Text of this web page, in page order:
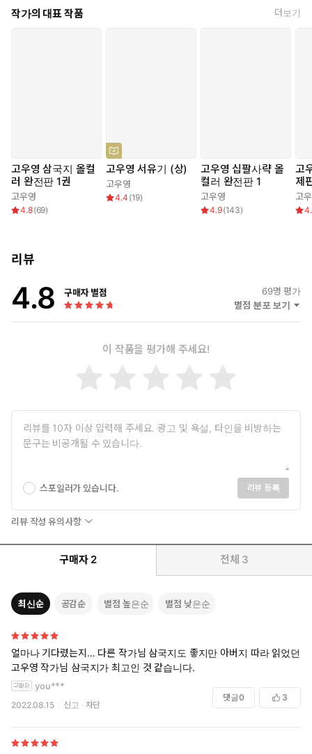
한편 각 권마다 관련 자료를 첨부하여 『고우영 삼국지』에 대한 이
1972~1991년 일간스포츠에 『임꺽정』 『수호지』 『일지매』
『초한지』 『삼국지』 『서유기』 『가루지기전』 연재
매가 대한민국 100대 도서 선정. 은관문화훈장(문화관광부)
1970년대, 만화가 고우영은 한 칸 혹은 네 칸으로만 실리던 신문만
화의 관례를 깨고, 하루 25칸 안팎의 파격적인 형식을 선보이며 신
문연재만화의 새 지평을 열었다. 단순한 고전의 해석을 넘어 당대의
독자들과 공감할 수 있는 유머와 해학, 과거를 현재로 불러들이는 고
지』 『삼국지』 등의 작품은 스포츠신문 판매부수를 좌지우지할
정도의 센세이션을 불러일으키며 고우영 화백을 성인용 만화란 새
드러나는 작품 속의 탁월한 식견과 해박한 지식은 많은 후배 작가들
작가의 대표 작품 더보기
고우영 삼국지 올컬
러 완전판 1권
고우영
4.8(69)
고우영 서유기 (상)
고우영
4.4 (19)
고우영 십팔사략 올
컬러 완전판 1
고우영
4.9(143)
고
제
고
리뷰
4.8 구매자 별점 69명 평가
별점 분포 보기
이 작품을 평가해 주세요!
스포일러가 있습니다. 리뷰 등록
리뷰 작성 유의사항
구매자 2 전체 3
최신순 공감순 별점 높은순 별점 낮은순
얼마나 기다렸는지… 다른 작가님 삼국지도 좋지만 아버지 따라 읽었던
고우영 작가님 삼국지가 최고인 것 같습니다.
you***
2022.08.15 신고 차단
댓글0 3